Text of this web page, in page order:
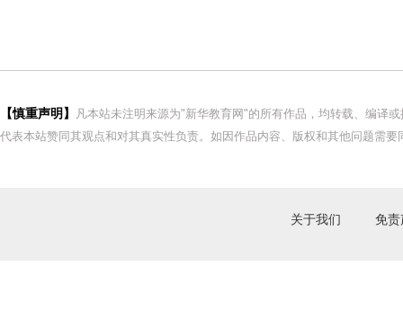
【慎重声明】
凡本站未注明来源为"新华教育网"的所有作品，均转载、编译
代表本站赞同其观点和对其真实性负责。如因作品内容、版权和其他问题需
关于我们 免责